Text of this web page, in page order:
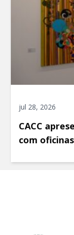
jul 28, 2026
CACC
com